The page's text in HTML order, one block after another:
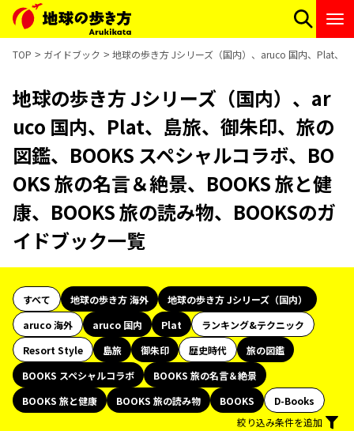
TOP ガイドブック 地球の歩き方 Jシリーズ（国内）、aruco 国内、Plat、
地球の歩き方 Jシリーズ（国内）、ar
uco 国内、Plat、島旅、御朱印、旅の
図鑑、BOOKS スペシャルコラボ、BO
OKS 旅の名言＆絶景、BOOKS 旅と健
康、BOOKS 旅の読み物、BOOKSのガ
イドブック一覧
すべて 地球の歩き方 海外
地球の歩き方 Jシリーズ（国内）
aruco 海外
aruco 国内 Plat
ランキング&テクニック
Resort Style
島旅 御朱印 歴史時代
旅の図鑑
BOOKS スペシャルコラボ
BOOKS 旅の名言＆絶景
BOOKS 旅と健康
BOOKS 旅の読み物 BOOKS
D-Books
絞り込み条件を追加